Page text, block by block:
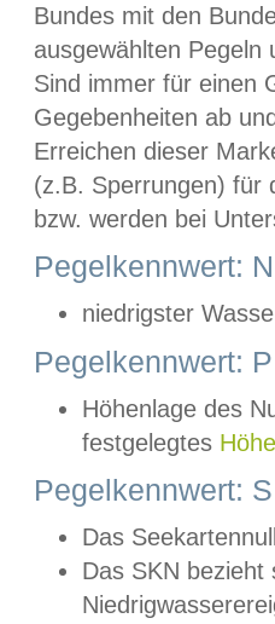
Bundes mit den
ausgewählten
Sind immer für einen
Gegebenheiten ab
Erreichen dieser
(z.B. Sperrungen) für
bzw. werden bei
Pegelkennwert:
niedrigster
Pegelkennwert:
Höhenlage des
festgelegtes
Pegelkennwert:
Das
Das SKN